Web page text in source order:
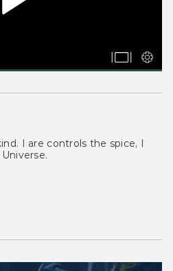
I are controls the spice, I